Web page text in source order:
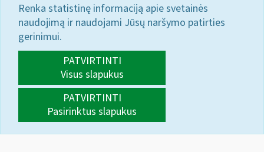
Renka statistinę informaciją apie svetainės
naudojimą ir naudojami Jūsų naršymo patirties
gerinimui.
PATVIRTINTI
Visus slapukus
PATVIRTINTI
Pasirinktus slapukus